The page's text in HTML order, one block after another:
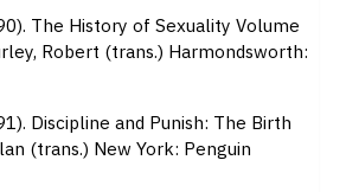
The History of Sexuality Volume
Robert (trans.) Harmondsworth:
Discipline and Punish: The Birth
(trans.) New York: Penguin